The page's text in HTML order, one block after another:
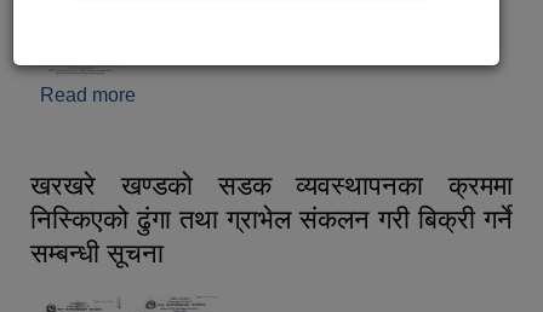
Read more
खरखरे खण्डको सडक व्यवस्थापनका क्रममा
निस्किएको ढुंगा तथा ग्राभेल संकलन गरी बिक्री गर्ने
सम्बन्धी सूचना